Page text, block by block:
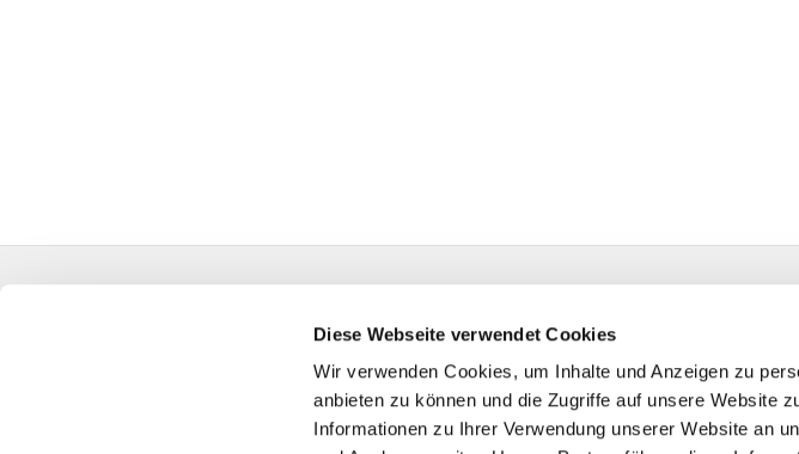
Diese Webseite verwendet Cookies
Wir verwenden Cookies, um Inhalte und Anzeigen zu
anbieten zu können und die Zugriffe auf unsere Website
Informationen zu Ihrer Verwendung unserer Website an
HA-KG-Hagen-Auferstehung@kk-ekvw.de